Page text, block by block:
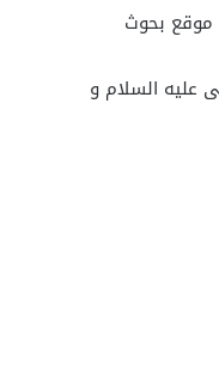
موقع بحوث
عليه السلام و